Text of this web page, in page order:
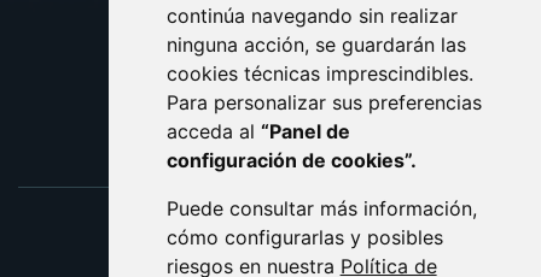
continúa navegando sin realizar
ninguna acción, se guardarán las
cookies técnicas imprescindibles.
Para personalizar sus preferencias
acceda al “Panel de
configuración de cookies”.
Puede consultar más información,
cómo configurarlas y posibles
riesgos en nuestra Política de
ACCESIBILIDAD
ENLACE EXTERNO AL